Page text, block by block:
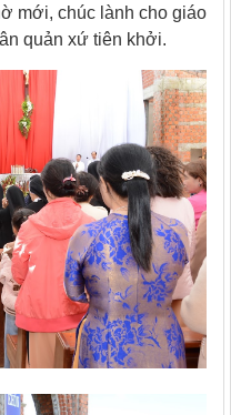
mới, chúc lành cho giáo
quản xứ tiên khởi.